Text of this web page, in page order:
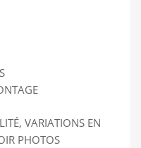
VARIATIONS EN
PHOTOS